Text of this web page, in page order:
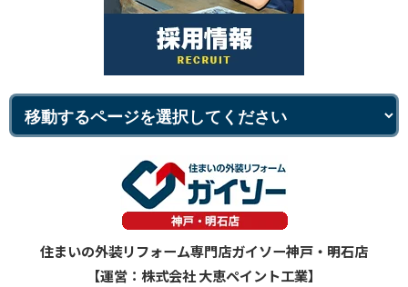
住まいの外装リフォーム専門店ガイソー神戸・明石店
【運営：株式会社 大恵ペイント工業】